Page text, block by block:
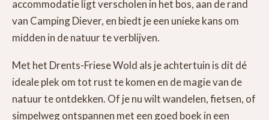
accommodatie ligt verscholen in het bos, aan de rand
van Camping Diever, en biedt je een unieke kans om
midden in de natuur te verblijven.
Met het Drents-Friese Wold als je achtertuin is dit dé
ideale plek om tot rust te komen en de magie van de
natuur te ontdekken. Of je nu wilt wandelen, fietsen, of
simpelweg ontspannen met een goed boek in een